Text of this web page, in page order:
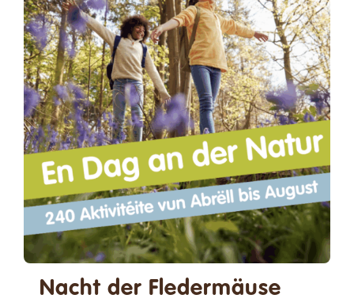
Kontakt
Suche
nach:
Deutsch
Nacht der Fledermäuse